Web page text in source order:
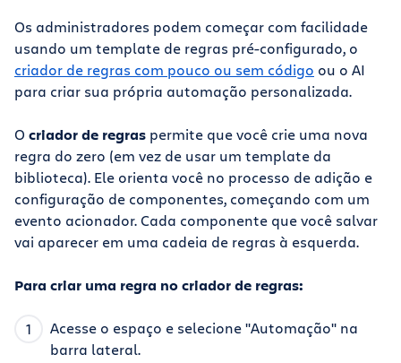
Os administradores podem começar com facilidade
usando um template de regras pré-configurado, o
criador de regras com pouco ou sem código ou o AI
para criar sua própria automação personalizada.
O criador de regras permite que você crie uma nova
regra do zero (em vez de usar um template da
biblioteca). Ele orienta você no processo de adição e
configuração de componentes, começando com um
evento acionador. Cada componente que você salvar
vai aparecer em uma cadeia de regras à esquerda.
Para criar uma regra no criador de regras:
Acesse o espaço e selecione "Automação" na
barra lateral.